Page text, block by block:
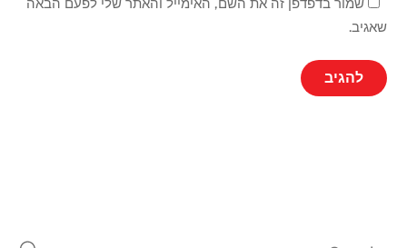
שמור בדפדפן זה את השם, האימייל והאתר שלי לפעם הבאה
שאגיב.